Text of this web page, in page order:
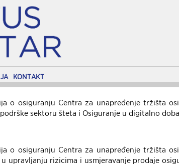
KONTAKT
o osiguranju Centra za unapređenje tržišta
sektoru šteta i Osiguranje u digitalno
o osiguranju Centra za unapređenje tržišta
upravljanju rizicima i usmjeravanje prodaje